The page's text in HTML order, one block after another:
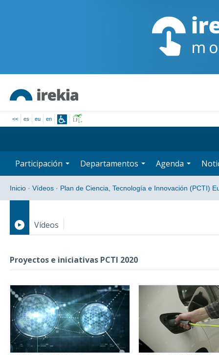
<< es eu en
Participación Departamentos Agenda
Inicio · Vídeos · Plan de Ciencia, Tecnología e Innovación (PCTI)
Vídeos
Proyectos e
Proyectos e iniciativas PCTI 2020